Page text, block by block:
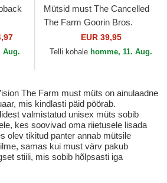
The
Aug.
Mütsid must The Cancelled
The Farm Goorin Bros.
EUR 39,95
Telli kohale homme, 11. Aug.
The Farm must müts on ainulaadne
mis kindlasti päid pöörab.
valmistatud unisex müts sobib
kes soovivad oma riietusele lisada
olev tikitud panter annab mütsile
samas kui must värv pakub
stiili, mis sobib hõlpsasti iga